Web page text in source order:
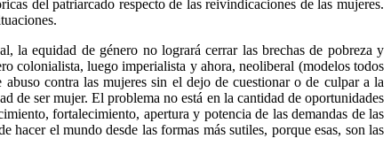
del patriarcado respecto de las reivindicaciones de las mujeres.
la equidad de género no logrará cerrar las brechas de pobreza y
colonialista, luego imperialista y ahora, neoliberal (modelos todos
contra las mujeres sin el dejo de cuestionar o de culpar a la
de ser mujer. El problema no está en la cantidad de oportunidades
fortalecimiento, apertura y potencia de las demandas de las
hacer el mundo desde las formas más sutiles, porque esas, son las